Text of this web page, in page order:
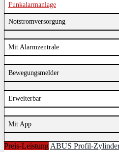
Funkalarmanlage
Notstromversorgung
Mit Alarmzentrale
Bewegungsmelder
Erweiterbar
Mit App
Preis-Leistung ABUS Profil-